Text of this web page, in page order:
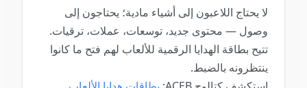
لا يحتاج اللاعبون إلى أشياء مادية؛ يحتاجون إلى
وصول — محتوى جديد، توسعات، عملات، ترقيات.
تتيح بطاقة الهدايا الرقمية للألعاب لهم فتح ما كانوا
ينتظرونه بالضبط.